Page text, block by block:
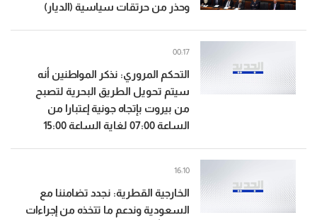
وحذر من حرتقات سياسية (الديار)
التحكم المروري: نذكر المواطنين أنه
سيتم تحويل الطريق البحرية لتصبح
من بيروت بإتجاه جونية إعتبارا من
الساعة 07:00 لغاية الساعة 15:00
00:17
الخارجية القطرية: نجدد تضامننا مع
السعودية وندعم ما تتخذه من إجراءات
16:10